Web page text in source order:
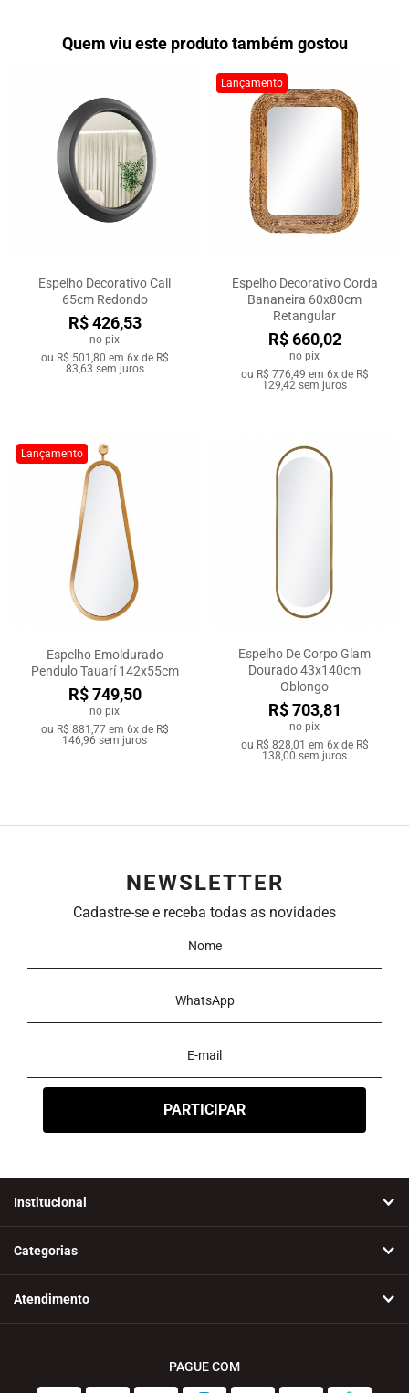
Quem viu este produto também gostou
Espelho Decorativo Call
65cm Redondo
R$ 426,53
no pix
ou R$ 501,80 em 6x de R$
83,63 sem juros
Lançamento
Espelho Decorativo Corda
Bananeira 60x80cm
Retangular
R$ 660,02
no pix
ou R$ 776,49 em 6x de R$
129,42 sem juros
Lançamento
Espelho Emoldurado
Pendulo Tauarí 142x55cm
R$ 749,50
no pix
ou R$ 881,77em 6x de R$
146,96 sem juros
Espelho De Corpo Glam
Dourado 43x140cm
Oblongo
R$ 703,81
no pix
ou R$ 828,01 em 6x de R$
138,00 sem juros
NEWSLETTER
Cadastre-se e receba todas as novidades
Institucional
Categorias
Atendimento
PAGUE COM